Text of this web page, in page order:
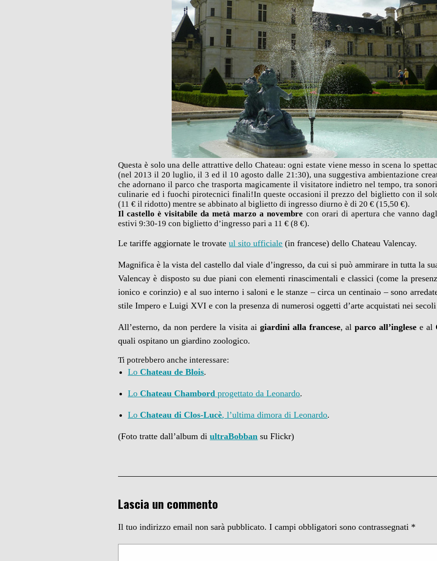
Questa è solo una delle attrattive dello Chateau: ogni estate viene messo in scena lo
(nel 2013 il 20 luglio, il 3 ed il 10 agosto dalle 21:30), una suggestiva ambientazione
che adornano il parco che trasporta magicamente il visitatore indietro nel tempo, tra
culinarie ed i fuochi pirotecnici finali!In queste occasioni il prezzo del biglietto con il
(11 € il ridotto) mentre se abbinato al biglietto di ingresso diurno è di 20 € (15,50 €).
Il castello è visitabile da metà marzo a novembre con orari di apertura che vanno
estivi 9:30-19 con biglietto d’ingresso pari a 11 € (8 €).
Le tariffe aggiornate le trovateul sito ufficiale (in francese) dello Chateau Valencay.
Magnifica è la vista del castello dal viale d’ingresso, da cui si può ammirare in tutta la
Valencay è disposto su due piani con elementi rinascimentali e classici (come la
ionico e corinzio) e al suo interno i saloni e le stanze – circa un centinaio – sono
stile Impero e Luigi XVI e con la presenza di numerosi oggetti d’arte acquistati nei
All’esterno, da non perdere la visita ai giardini alla francese, alparco all’inglese e al
quali ospitano un giardino zoologico.
Ti potrebbero anche interessare:
Lo Chateau de Blois.
Lo Chateau Chambord progettato da Leonardo.
Lo Chateau di Clos-Lucè, l’ultima dimora di Leonardo.
(Foto tratte dall’album diultraBobban su Flickr)
Lascia un commento
Il tuo indirizzo email non sarà pubblicato. I campi obbligatori sono contrassegnati *